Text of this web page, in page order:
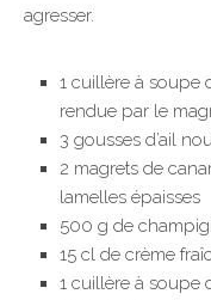
agresser.
1 cuillère à soupe
rendue par le
3 gousses d’ail
2 magrets de
lamelles épaisses
500 g de
15 cl de crème
1 cuillère à soupe